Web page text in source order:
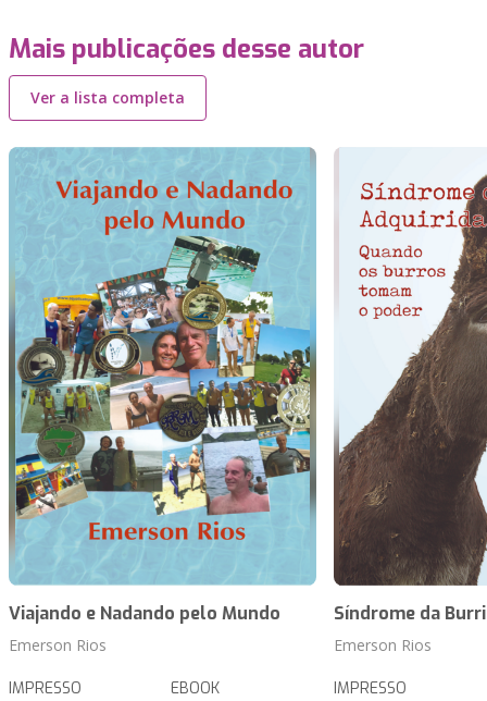
Mais publicações desse autor
Ver a lista completa
Viajando e Nadando pelo Mundo
Emerson Rios
IMPRESSO EBOOK
Síndrome da
Emerson Rios
IMPRESSO